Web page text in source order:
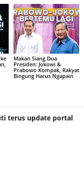
Makan Siang Dua
Presiden: Jokowi &
Prabowo Kompak, Rakyat
Bingung Harus Ngapain
terus update portal